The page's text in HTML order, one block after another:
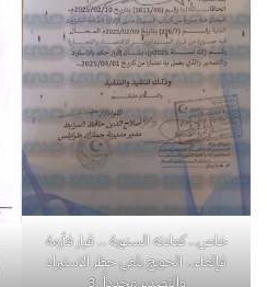
خاص.. كعادته السنوية .. قرار فأزمة
فإلغاء.. الحويج يلغي حظر الاستيراد
والتصدير مجدداً 3